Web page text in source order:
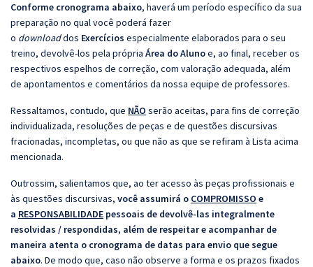
Conforme cronograma abaixo, haverá um período específico da sua
preparação no qual você poderá fazer
o downloaddos Exercícios especialmente elaborados para o seu
treino, devolvê-los pela própria Área do Alunoe, ao final, receber os
respectivos espelhos de correção, com valoração adequada, além
de apontamentos e comentários da nossa equipe de professores.
Ressaltamos, contudo, que NÃO serão aceitas, para fins de correção
individualizada, resoluções de peças e de questões discursivas
fracionadas, incompletas, ou que não as que se refiram à Lista acima
mencionada.
Outrossim, salientamos que, ao ter acesso às peças profissionais e
às questões discursivas, você assumirá o COMPROMISSO e
a RESPONSABILIDADE pessoais de devolvê-las integralmente
resolvidas / respondidas, além de respeitar e acompanhar de
maneira atenta o cronograma de datas para envio que segue
abaixo. De modo que, caso não observe a forma e os prazos fixados